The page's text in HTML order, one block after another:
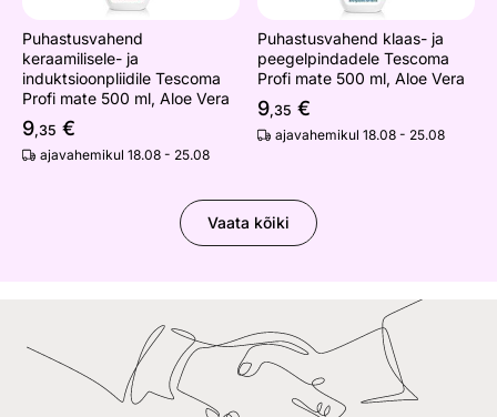
Puhastusvahend
keraamilisele- ja
induktsioonpliidile Tescoma
Profi mate 500 ml, Aloe Vera
9,35 €
ajavahemikul 18.08 - 25.08
Puhastusvahend klaas- ja
peegelpindadele Tescoma
Profi mate 500 ml, Aloe Vera
9,35 €
ajavahemikul 18.08 - 25.08
Vaata kõiki